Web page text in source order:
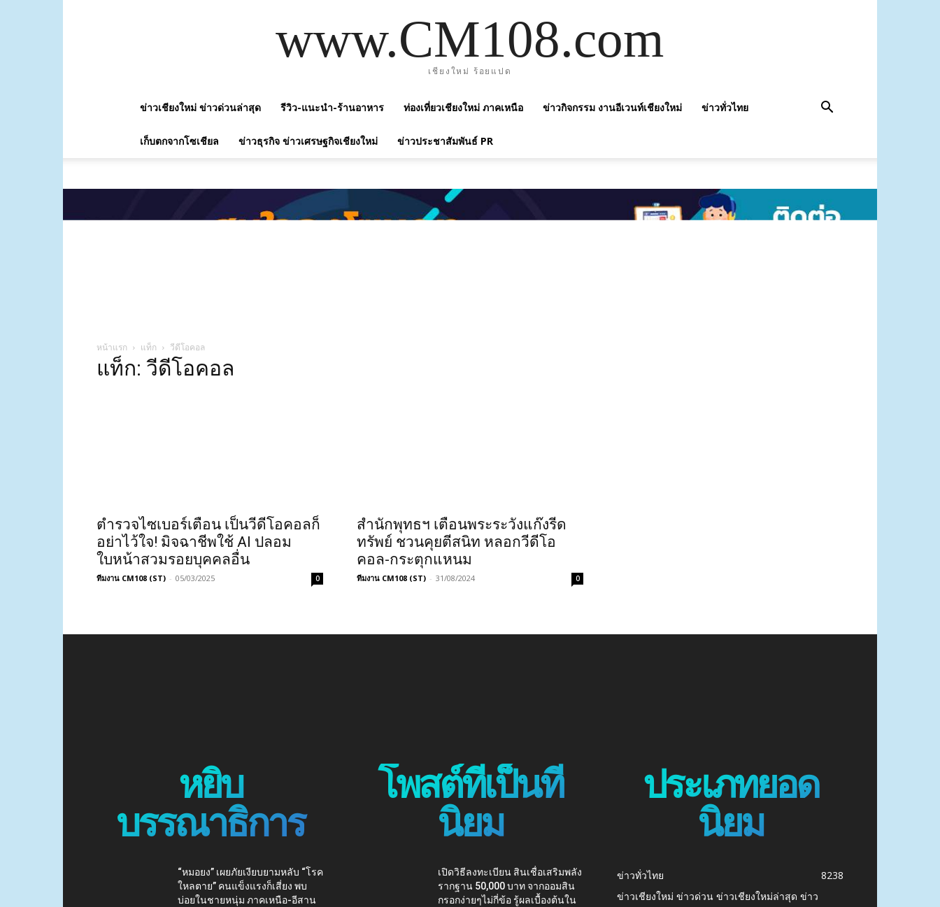
www.CM108.com
เชียงใหม่ ร้อยแปด
ข่าวเชียงใหม่ ข่าวด่วนล่าสุด รีวิว-แนะนำ-ร้านอาหาร ท่องเที่ยวเชียงใหม่ ภาคเหนือ ข่าวกิจกรรม งานอีเวนท์เชียงใหม่ ข่าวทั่วไทย
เก็บตกจากโซเชียล ข่าวธุรกิจ ข่าวเศรษฐกิจเชียงใหม่ ข่าวประชาสัมพันธ์ PR
หน้าแรก แท็ก วีดีโอคอล
แท็ก: วีดีโอคอล
ตำรวจไซเบอร์เตือน เป็นวีดีโอคอลก็
อย่าไว้ใจ! มิจฉาชีพใช้ AI ปลอม
ใบหน้าสวมรอยบุคคลอื่น
ทีมงาน CM108 (ST) - 05/03/2025 0
สำนักพุทธฯ เตือนพระระวังแก๊งรีด
ทรัพย์ ชวนคุยตีสนิท หลอกวีดีโอ
คอล-กระตุกแหนม
ทีมงาน CM108 (ST) - 31/08/2024 0
หยิบ
บรรณาธิการ
“หมอยง” เผยภัยเงียบยามหลับ “โรค
ใหลตาย” คนแข็งแรงก็เสี่ยง พบ
บ่อยในชายหนุ่ม ภาคเหนือ-อีสาน
โพสต์ที่เป็นที่
นิยม
เปิดวิธีลงทะเบียน สินเชื่อเสริมพลัง
รากฐาน 50,000 บาท จากออมสิน
กรอกง่ายๆไม่กี่ข้อ รู้ผลเบื้องต้นใน
ประเภทยอด
นิยม
ข่าวทั่วไทย
8238
ข่าวเชียงใหม่ ข่าวด่วน ข่าวเชียงใหม่ล่าสุด ข่าว